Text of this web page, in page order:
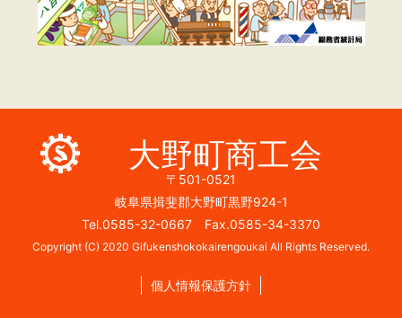
大野町商工会
〒501-0521
岐阜県揖斐郡大野町黒野924-1
Tel.0585-32-0667 Fax.0585-34-3370
Copyright (C) 2020 Gifukenshokokairengoukai All Rights Reserved.
個人情報保護方針